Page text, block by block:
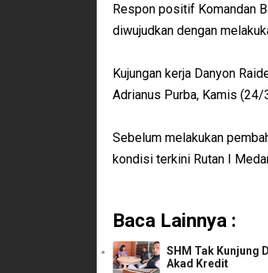
Respon positif Komandan
diwujudkan dengan
Kujungan kerja Danyon
Adrianus Purba, Kamis
Sebelum melakukan
kondisi terkini Rutan I
Baca Lainnya :
SHM Tak Kunjung
Akad Kredit